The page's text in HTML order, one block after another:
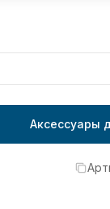
Аксессуары